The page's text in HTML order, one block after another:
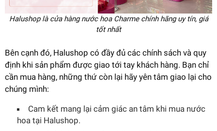
Halushop là cửa hàng nước hoa Charme chính hãng uy tín, giá
tốt nhất
Bên cạnh đó, Halushop có đầy đủ các chính sách và quy
định khi sản phẩm được giao tới tay khách hàng. Bạn chỉ
cần mua hàng, những thứ còn lại hãy yên tâm giao lại cho
chúng mình:
Cam kết mang lại cảm giác an tâm khi mua nước
hoa tại Halushop.